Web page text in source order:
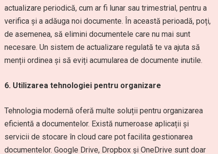
actualizare periodică, cum ar fi lunar sau trimestrial, pentru a
verifica și a adăuga noi documente. În această perioadă, poți,
de asemenea, să elimini documentele care nu mai sunt
necesare. Un sistem de actualizare regulată te va ajuta să
menții ordinea și să eviți acumularea de documente inutile.
6. Utilizarea tehnologiei pentru organizare
Tehnologia modernă oferă multe soluții pentru organizarea
eficientă a documentelor. Există numeroase aplicații și
servicii de stocare în cloud care pot facilita gestionarea
documentelor. Google Drive, Dropbox și OneDrive sunt doar